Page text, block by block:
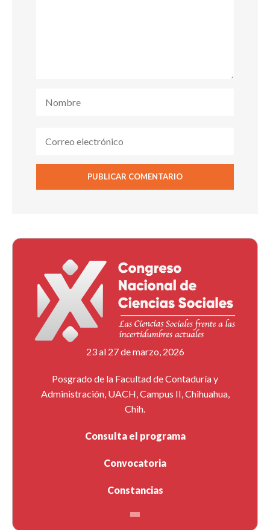
23 al 27 de marzo, 2026
Posgrado de la Facultad de Contaduría y
Administración, UACH, Campus II, Chihuahua,
Chih.
Consulta el programa
Convocatoria
Constancias